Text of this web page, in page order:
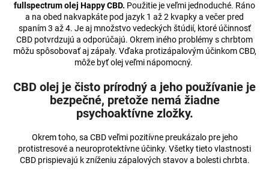
fullspectrum olej Happy CBD. Použitie je veľmi jednoduché. Ráno
a na obed nakvapkáte pod jazyk 1 až 2 kvapky a večer pred
spaním 3 až 4. Je aj množstvo vedeckých štúdií, ktoré účinnosť
CBD potvrdzujú a odporúčajú. Okrem iného problémy s chrbtom
môžu spôsobovať aj zápaly. Vďaka protizápalovým účinkom CBD,
môže byť olej veľmi nápomocný.
CBD olej je čisto prírodný a jeho používanie je
bezpečné, pretože nemá žiadne
psychoaktívne zložky.
Okrem toho, sa CBD veľmi pozitívne preukázalo pre jeho
protistresové a neuroprotektívne účinky. Všetky tieto vlastnosti
CBD prispievajú k zníženiu zápalových stavov a bolesti chrbta.
HĽADAŤ
p